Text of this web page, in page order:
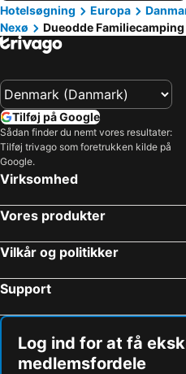
Hotelsøgning
Europa
Nexø
Dueodde Familiecamping
Tilføj på Google
Sådan finder du nemt vores resultater:
Tilføj trivago som foretrukken kilde på
Google.
Virksomhed
Vores produkter
Vilkår og politikker
Support
Log ind for at få
medlemsfordele